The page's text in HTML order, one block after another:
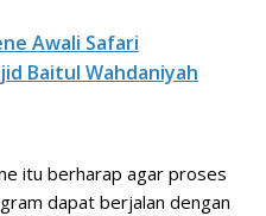
Awali Safari
Baitul Wahdaniyah
itu berharap agar proses
dapat berjalan dengan